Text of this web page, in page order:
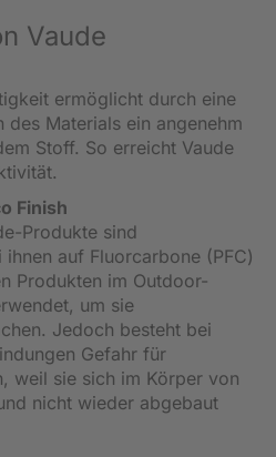
Vaude
ermöglicht durch eine
Materials ein angenehm
Stoff. So erreicht Vaude
Finish
Produkte sind
auf Fluorcarbone (PFC)
Produkten im Outdoor-
um sie
Jedoch besteht bei
Gefahr für
weil sie sich im Körper von
nicht wieder abgebaut